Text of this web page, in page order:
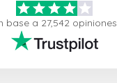
base a 27,542 opiniones